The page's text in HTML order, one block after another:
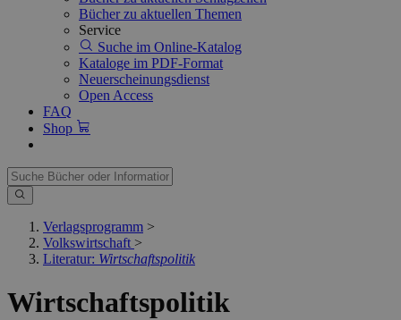
Bücher zu aktuellen Themen
Service
Suche im Online-Katalog
Kataloge im PDF-Format
Neuerscheinungsdienst
Open Access
FAQ
Shop
Verlagsprogramm >
Volkswirtschaft >
Literatur: Wirtschaftspolitik
Wirtschaftspolitik